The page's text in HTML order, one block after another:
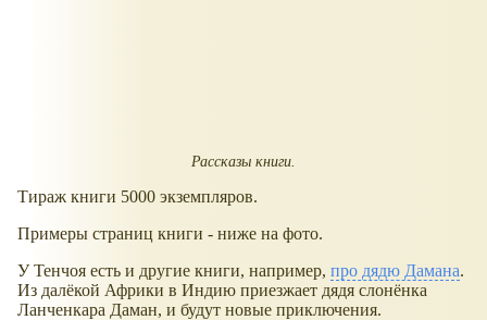
Рассказы книги.
Тираж книги 5000 экземпляров.
Примеры страниц книги - ниже на фото.
У Тенчоя есть и другие книги, например, про дядю Дамана.
Из далёкой Африки в Индию приезжает дядя слонёнка
Ланченкара Даман, и будут новые приключения.